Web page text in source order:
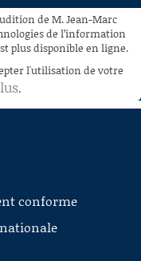
de M. Jean-Marc
de l’information
plus disponible en ligne.
l'utilisation de votre
.
conforme